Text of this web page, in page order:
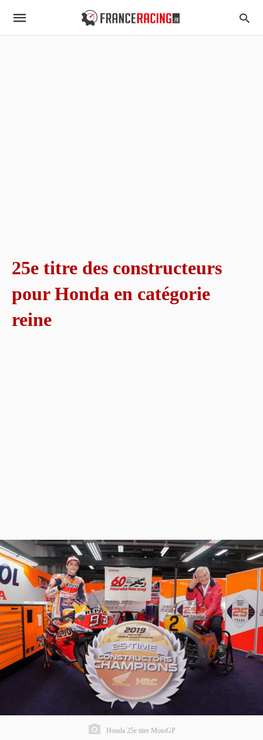
25e titre des constructeurs
pour Honda en catégorie
reine
Honda 25e titre MotoGP